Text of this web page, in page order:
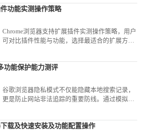
您如何通过简单的参数微调，大幅缩短大型软件
功能实测操作策略
Chrome浏览器支持扩展插件实测操作策略，用户
可对比插件性能与功能，选择最适合的扩展方
功能保护能力测评
谷歌浏览器隐私模式不仅能隐藏本地搜索记录，
更是防止网站非法追踪的重要防线。通过模拟各
户正确认识无痕窗口的防护逻辑，在保障日常隐
载及快速安装及功能配置操作